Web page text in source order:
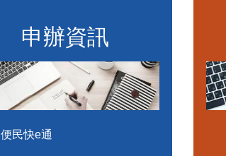
申辦資訊
便民快e通